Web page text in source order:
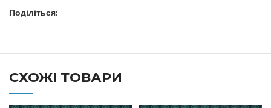
Поділіться:
СХОЖІ ТОВАРИ